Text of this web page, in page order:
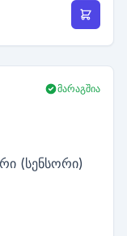
მარაგშია